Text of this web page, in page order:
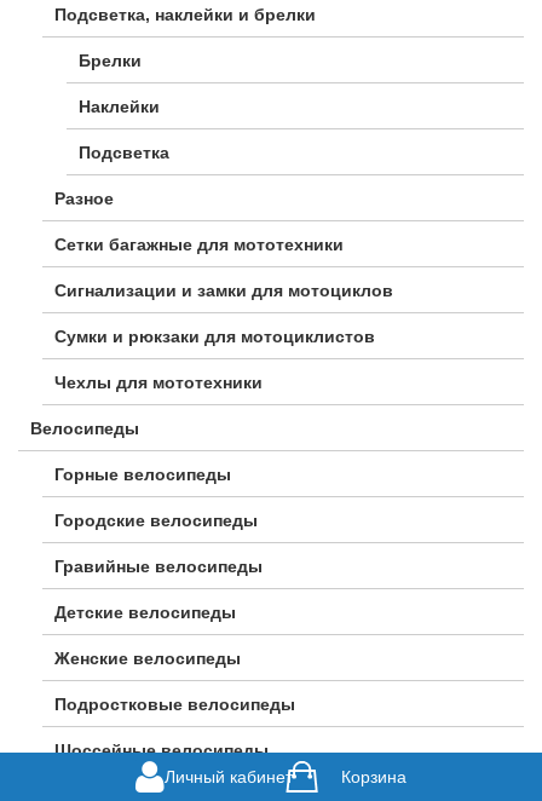
Подсветка, наклейки и брелки
Брелки
Наклейки
Подсветка
Разное
Сетки багажные для мототехники
Сигнализации и замки для мотоциклов
Сумки и рюкзаки для мотоциклистов
Чехлы для мототехники
Велосипеды
Горные велосипеды
Городские велосипеды
Гравийные велосипеды
Детские велосипеды
Женские велосипеды
Подростковые велосипеды
Шоссейные велосипеды
Личный кабинет
Корзина